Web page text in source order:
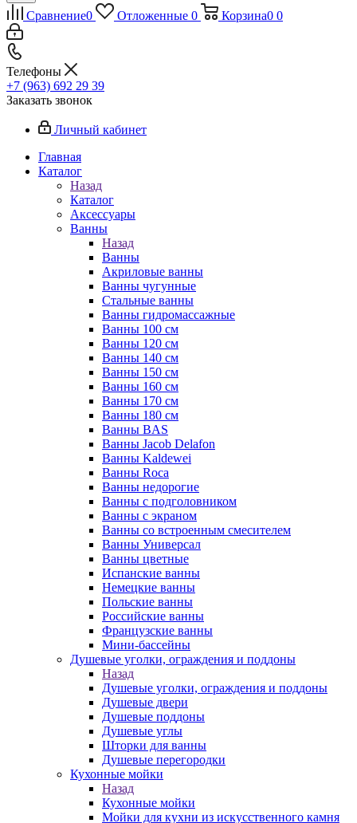
Сравнение0 Отложенные 0 Корзина0 0
Телефоны
+7 (963) 692 29 39
Заказать звонок
Личный кабинет
Главная
Каталог
Назад
Каталог
Аксессуары
Ванны
Назад
Ванны
Акриловые ванны
Ванны чугунные
Стальные ванны
Ванны гидромассажные
Ванны 100 см
Ванны 120 см
Ванны 140 см
Ванны 150 см
Ванны 160 см
Ванны 170 см
Ванны 180 см
Ванны BAS
Ванны Jacob Delafon
Ванны Kaldewei
Ванны Roca
Ванны недорогие
Ванны с подголовником
Ванны с экраном
Ванны со встроенным смесителем
Ванны Универсал
Ванны цветные
Испанские ванны
Немецкие ванны
Польские ванны
Российские ванны
Французские ванны
Мини-бассейны
Душевые уголки, ограждения и поддоны
Назад
Душевые уголки, ограждения и поддоны
Душевые двери
Душевые поддоны
Душевые углы
Шторки для ванны
Душевые перегородки
Кухонные мойки
Назад
Кухонные мойки
Мойки для кухни из искусственного камня